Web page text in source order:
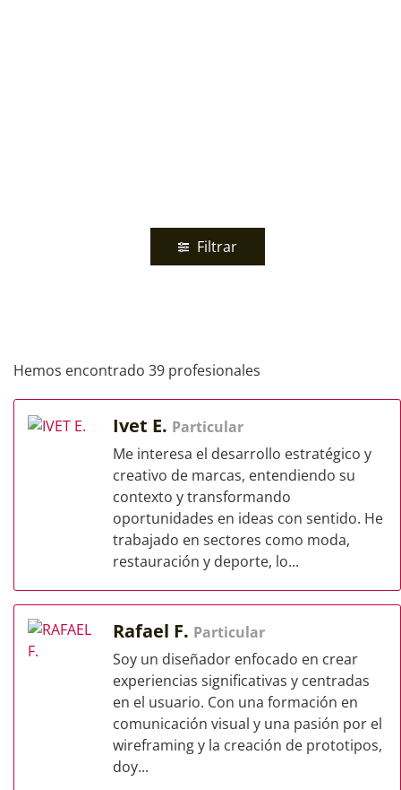
Filtrar
Hemos encontrado 39 profesionales
Ivet E. Particular
Me interesa el desarrollo estratégico y
creativo de marcas, entendiendo su
contexto y transformando
oportunidades en ideas con sentido. He
trabajado en sectores como moda,
restauración y deporte, lo...
Rafael F. Particular
Soy un diseñador enfocado en crear
experiencias significativas y centradas
en el usuario. Con una formación en
comunicación visual y una pasión por el
wireframing y la creación de prototipos,
doy...